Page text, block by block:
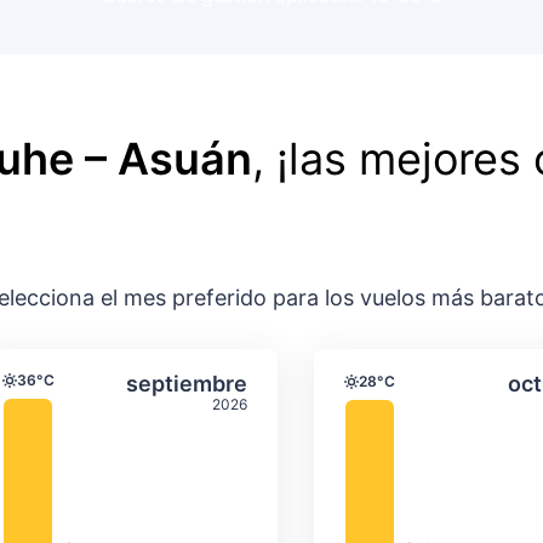
– Asuán, ¡las mejores
el mes preferido para los vuelos más
media mensual
septiembre
2026
Temperatura y precipitación media
Temperatura
36°C Seleccionar septiembreTemperatura
Temperatura
28°C